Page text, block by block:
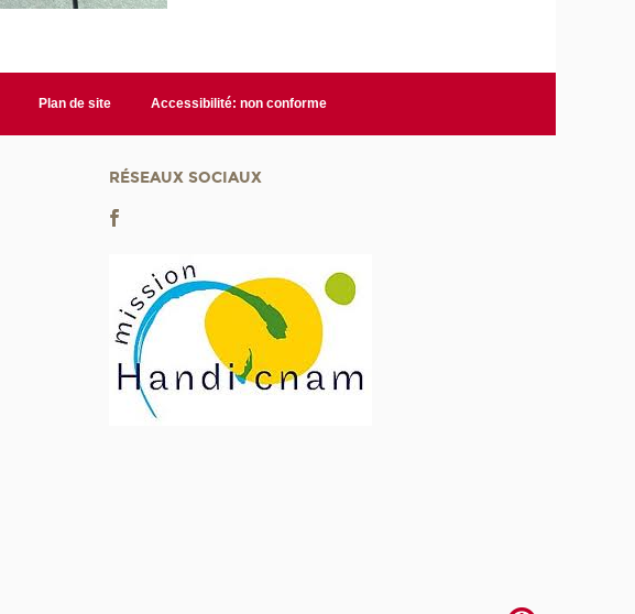
Plan de site Accessibilité: non conforme
RÉSEAUX SOCIAUX